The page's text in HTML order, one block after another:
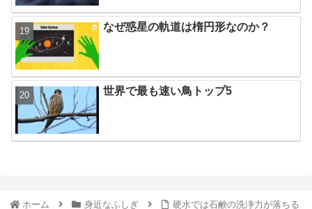
なぜ惑星の軌道は楕円形なのか？
世界で最も速い鳥トップ5
ホーム 身近なふしぎ 硬水では石鹸の洗浄力が落ちる